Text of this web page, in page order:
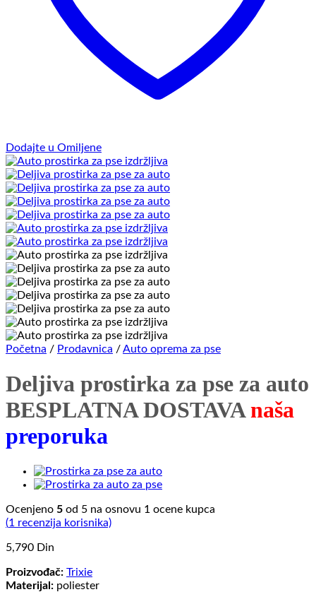
Dodajte u Omiljene
Početna / Prodavnica /Auto oprema za pse
Deljiva prostirka za pse za auto
BESPLATNA DOSTAVAnaša
preporuka
Ocenjeno 5 od 5 na osnovu 1 ocene kupca
(1 recenzija korisnika)
5,790 Din
Proizvođač: Trixie
Materijal: poliester